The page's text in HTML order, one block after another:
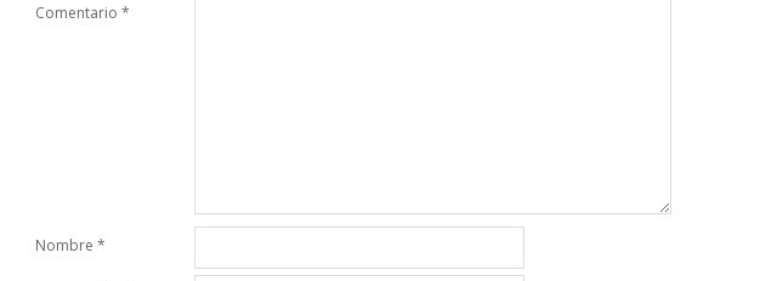
Comentario *
Nombre *